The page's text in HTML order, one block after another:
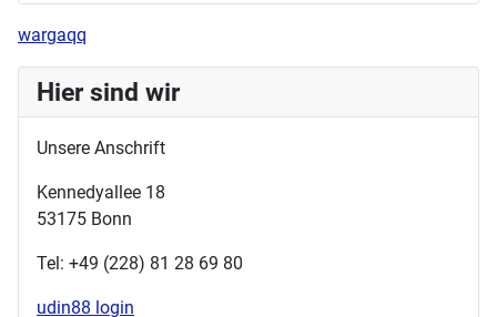
wargaqq
Hier sind wir
Unsere Anschrift
Kennedyallee 18
53175 Bonn
Tel: +49 (228) 81 28 69 80
udin88 login